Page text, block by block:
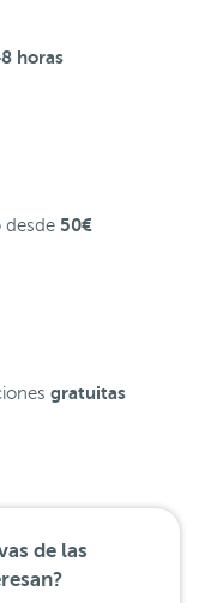
horas
desde 50€
gratuitas
de las